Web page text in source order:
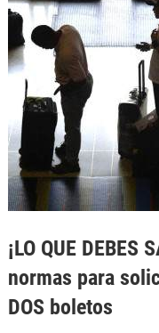
¡LO QUE DEBES
normas para
DOS boletos